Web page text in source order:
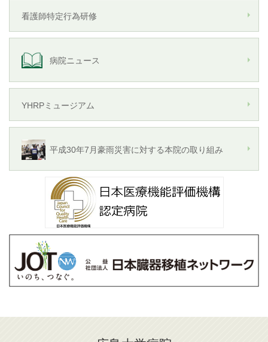
看護師特定行為研修
病院ニュース
YHRPミュージアム
平成30年7月豪雨災害に対する本院の取り組み